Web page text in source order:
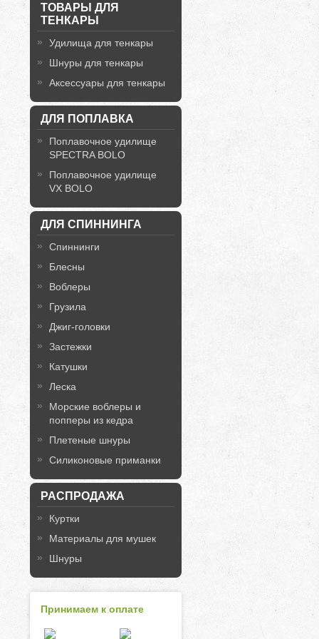
ТОВАРЫ ДЛЯ
ТЕНКАРЫ
Удилища для тенкары
Шнуры для тенкары
Аксессуары для тенкары
ДЛЯ ПОПЛАВКА
Поплавочное удилище
SPECTRA BOLO
Поплавочное удилище
VX BOLO
ДЛЯ СПИННИНГА
Спиннинги
Блесны
Воблеры
Грузила
Джиг-головки
Застежки
Катушки
Леска
Морские воблеры и
попперы из кедра
Плетеные шнуры
Силиконовые приманки
РАСПРОДАЖА
Куртки
Материалы для мушек
Шнуры
Принимаем к оплате